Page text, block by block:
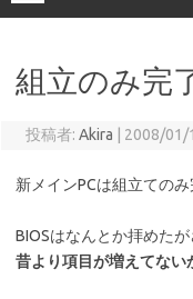
組立のみ完
投稿者: Akira 2008/01/
新メインPCは組立てのみ
BIOSはなんとか拝めた
昔より項目が増えてない